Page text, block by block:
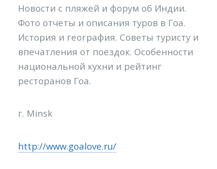
Новости с пляжей и форум об Индии.
Фото отчеты и описания туров в Гоа.
История и география. Советы туристу и
впечатления от поездок. Особенности
национальной кухни и рейтинг
ресторанов Гоа.
г. Minsk
http://www.goalove.ru/